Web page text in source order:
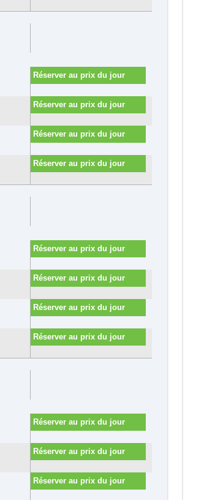
Réserver au prix du jour
Réserver au prix du jour
Réserver au prix du jour
Réserver au prix du jour
Réserver au prix du jour
Réserver au prix du jour
Réserver au prix du jour
Réserver au prix du jour
Réserver au prix du jour
Réserver au prix du jour
Réserver au prix du jour